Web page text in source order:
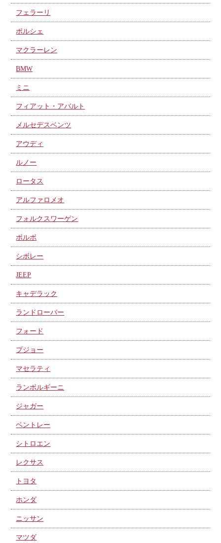
フェラーリ
ポルシェ
マクラーレン
BMW
ミニ
フィアット・アバルト
メルセデスベンツ
アウディ
ルノー
ロータス
アルファロメオ
フォルクスワーゲン
ボルボ
シボレー
JEEP
キャデラック
ランドローバー
フォード
プジョー
マセラティ
ランボルギーニ
ジャガー
ベントレー
シトロエン
レクサス
トヨタ
ホンダ
ニッサン
マツダ